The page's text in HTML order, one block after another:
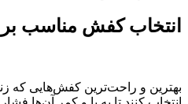
انتخاب کفش مناسب
بهترین و راحت‌ترین کفش‌هایی که